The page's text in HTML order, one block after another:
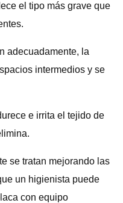
el tipo más grave que
adecuadamente, la
intermedios y se
e irrita el tejido de
se tratan mejorando las
un higienista puede
con equipo